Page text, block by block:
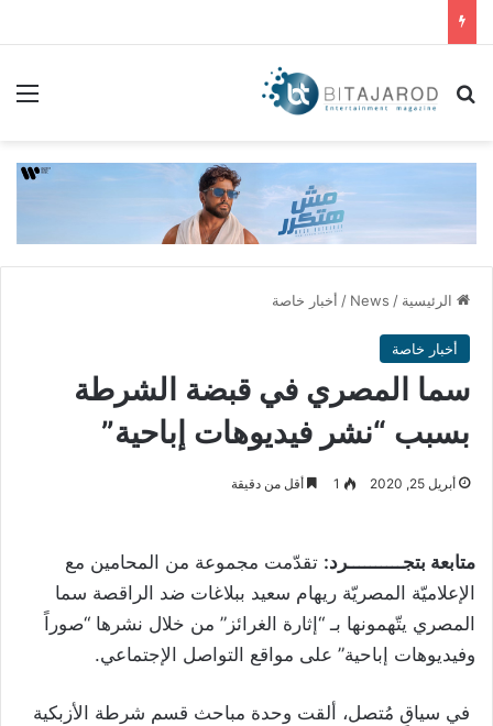
بحث عن
الرئيسية /
News
/ أخبار خاصة
أخبار خاصة
سما المصري في قبضة الشرطة
بسبب “نشر فيديوهات إباحية”
أبريل 25, 2020 1 أقل من دقيقة
متابعة بتجــــــــــرد: تقدّمت مجموعة من المحامين مع
الإعلاميّة المصريّة ريهام سعيد ببلاغات ضد الراقصة سما
المصري يتّهمونها بـ “إثارة الغرائز” من خلال نشرها “صوراً
وفيديوهات إباحية” على مواقع التواصل الإجتماعي.
في سياقٍ مُتصل، ألقت وحدة مباحث قسم شرطة الأزبكية